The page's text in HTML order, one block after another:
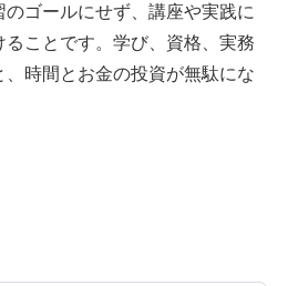
ゴールにせず、講座や実践に
ことです。学び、資格、実務
時間とお金の投資が無駄にな